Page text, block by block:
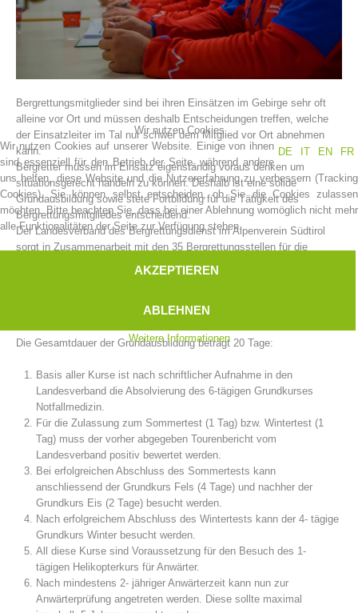
Bergrettungsstellen
Bergrettungsmitglieder sind bei ihren Einsätzen im Gebirge sehr oft
alleine vor Ort und müssen deshalb Entscheidungen treffen, welche
der Einsatzleiter im Tal nur schwer dem Mitglied vor Ort abnehmen
kann.
Bergretter müssen im Einsatz eigenständig voraus denken um
situationsgerecht handeln zu können. Deshalb ist eine solide
Grundausbildung sowie stete Fortbildung für die Tätigkeit des
Bergrettungsmitgliedes entscheidend.
Der Landesverband des Bergrettungsdienst im Alpenverein Südtirol
sorgt in Zusammenarbeit mit den 35 Bergrettungsstellen für die
Grundausbildung der Anwärter/innen.
absolviert werden, damit die Anwärterprüfung abgelegt werden kann.
Die Gesamtdauer der Grundausbildung beträgt 20 Tage:
Basis aller Kurse ist nach schriftlicher Aufnahme in den
Landesverband die Absolvierung des 6-tägigen Grundkurses
Notfallmedizin.
Für die Zulassung zum Sommertest (1 Tag) bzw. Wintertest (1
Tag) muss der vorher abgegeben Tourenbericht vom
Landesverband positiv bewertet werden.
Bei erfolgreichen Abschluss des Sommertests kann
anschliessend der Grundkurs Fels (4 Tage) und nachher der
Grundkurs Eis (2 Tage) besucht werden.
Nach erfolgreichem Abschluss des Wintertests kann der 4- tägige
Grundkurs Winter besucht werden.
All diese Kurse sind Voraussetzung für den Besuch des 1-
tägigen Helikopterkurs für Anwärter.
Nach mindestens 2- jähriger Anwärterzeit kann nun zur
Anwärterprüfung angetreten werden. Diese sollte maximal
Wir nutzen Cookies
DE
IT EN FR
Wir nutzen Cookies auf unserer Website. Einige von ihnen
sind essenziell für den Betrieb der Seite, während andere
uns helfen, diese Website und die Nutzererfahrung zu verbessern (Tracking
Cookies). Sie können selbst entscheiden, ob Sie die Cookies zulassen
möchten. Bitte beachten Sie, dass bei einer Ablehnung womöglich nicht mehr
alle Funktionalitäten der Seite zur Verfügung stehen.
AKZEPTIEREN
ABLEHNEN
Weitere Informationen